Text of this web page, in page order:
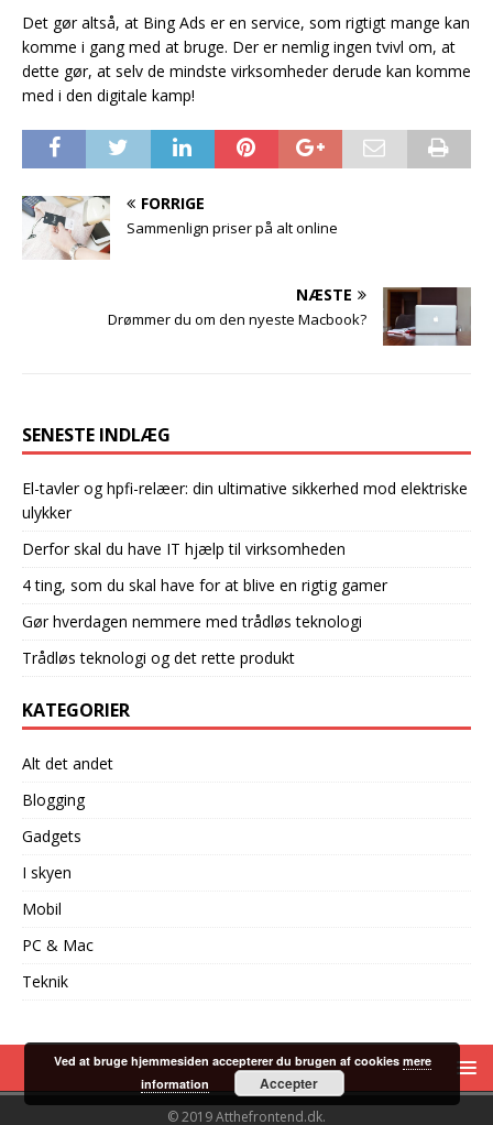
Det gør altså, at Bing Ads er en service, som rigtigt mange kan
komme i gang med at bruge. Der er nemlig ingen tvivl om, at
dette gør, at selv de mindste virksomheder derude kan komme
med i den digitale kamp!
FORRIGE
Sammenlign priser på alt online
NÆSTE
Drømmer du om den nyeste Macbook?
SENESTE INDLÆG
El-tavler og hpfi-relæer: din ultimative sikkerhed mod elektriske
ulykker
Derfor skal du have IT hjælp til virksomheden
4 ting, som du skal have for at blive en rigtig gamer
Gør hverdagen nemmere med trådløs teknologi
Trådløs teknologi og det rette produkt
KATEGORIER
Alt det andet
Blogging
Gadgets
I skyen
Mobil
PC & Mac
Teknik
© 2019 Atthefrontend.dk.
Ved at bruge hjemmesiden accepterer du brugen af cookies mere
information
Accepter